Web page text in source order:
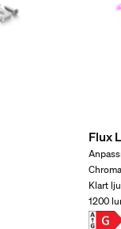
Flux
Klart
1200